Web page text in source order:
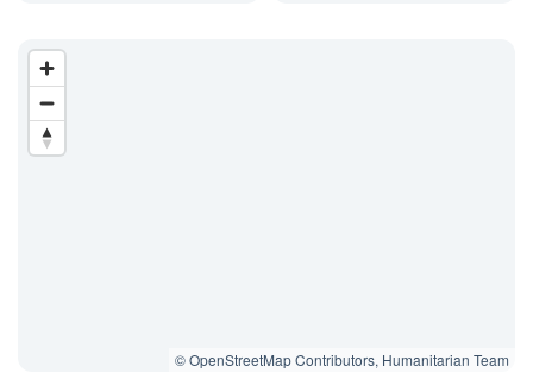
© OpenStreetMap Contributors, Humanitarian Team